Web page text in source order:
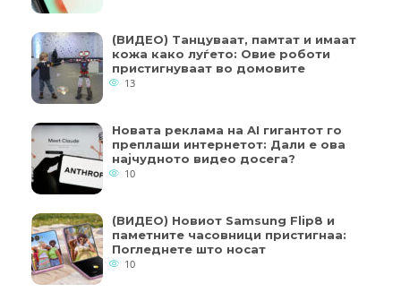
(ВИДЕО) Танцуваат, памтат и имаат
кожа како луѓето: Овие роботи
пристигнуваат во домовите
13
Новата реклама на AI гигантот го
преплаши интернетот: Дали е ова
најчудното видео досега?
10
(ВИДЕО) Новиот Samsung Flip8 и
паметните часовници пристигнаа:
Погледнете што носат
10